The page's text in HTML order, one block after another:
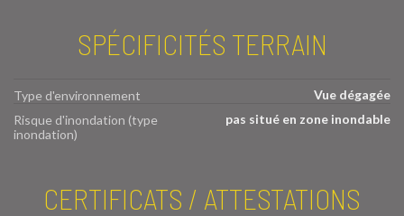
SPÉCIFICITÉS TERRAIN
Type d'environnement
Vue dégagée
Risque d'inondation (type
inondation)
pas situé en zone inondable
CERTIFICATS / ATTESTATIONS